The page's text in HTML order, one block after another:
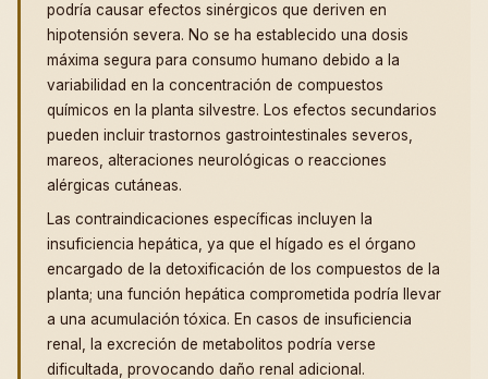
podría causar efectos sinérgicos que deriven en
hipotensión severa. No se ha establecido una dosis
máxima segura para consumo humano debido a la
variabilidad en la concentración de compuestos
químicos en la planta silvestre. Los efectos secundarios
pueden incluir trastornos gastrointestinales severos,
mareos, alteraciones neurológicas o reacciones
alérgicas cutáneas.
Las contraindicaciones específicas incluyen la
insuficiencia hepática, ya que el hígado es el órgano
encargado de la detoxificación de los compuestos de la
planta; una función hepática comprometida podría llevar
a una acumulación tóxica. En casos de insuficiencia
renal, la excreción de metabolitos podría verse
dificultada, provocando daño renal adicional.